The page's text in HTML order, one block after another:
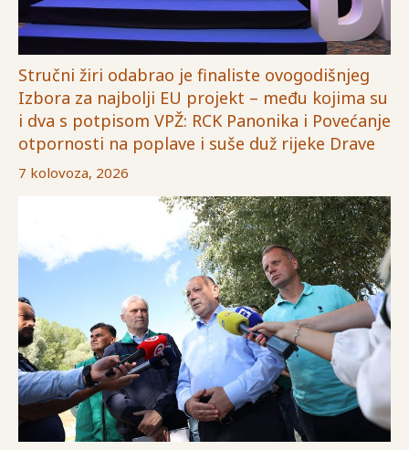
Stručni žiri odabrao je finaliste ovogodišnjeg
Izbora za najbolji EU projekt – među kojima su
i dva s potpisom VPŽ: RCK Panonika i Povećanje
otpornosti na poplave i suše duž rijeke Drave
7 kolovoza, 2026